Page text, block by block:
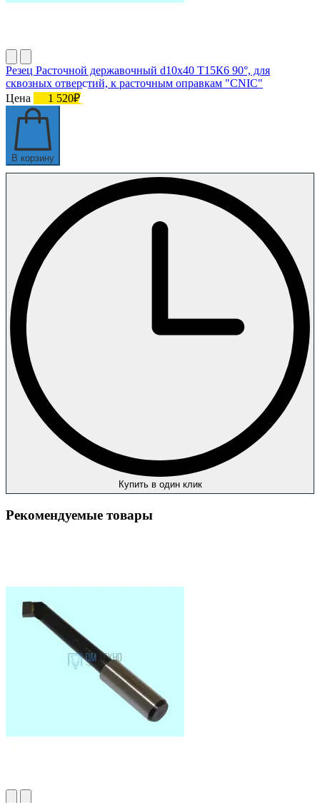
Резец Расточной державочный d10х40 Т15К6 90°, для
сквозных отверстий, к расточным оправкам "CNIC"
Цена
1 520₽
В корзину
Купить в один клик
Рекомендуемые товары